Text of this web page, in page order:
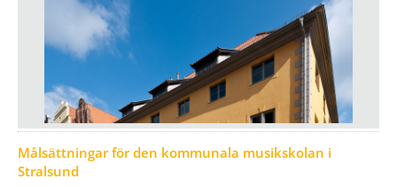
Målsättningar för den kommunala musikskolan i
Stralsund